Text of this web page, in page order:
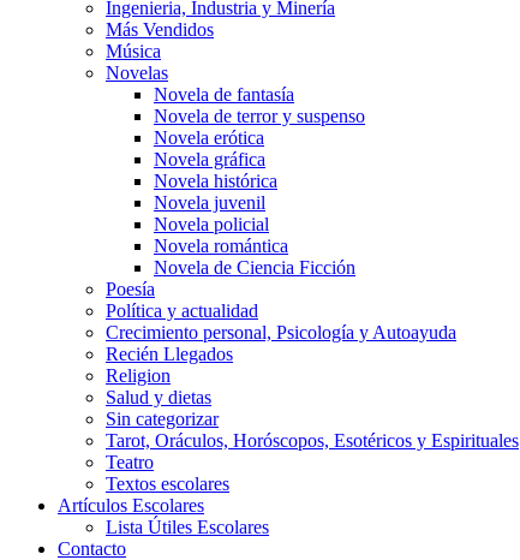
Ingenieria, Industria y Minería
Más Vendidos
Música
Novelas
Novela de fantasía
Novela de terror y suspenso
Novela erótica
Novela gráfica
Novela histórica
Novela juvenil
Novela policial
Novela romántica
Novela de Ciencia Ficción
Poesía
Política y actualidad
Crecimiento personal, Psicología y Autoayuda
Recién Llegados
Religion
Salud y dietas
Sin categorizar
Tarot, Oráculos, Horóscopos, Esotéricos y Espirituales
Teatro
Textos escolares
Artículos Escolares
Lista Útiles Escolares
Contacto